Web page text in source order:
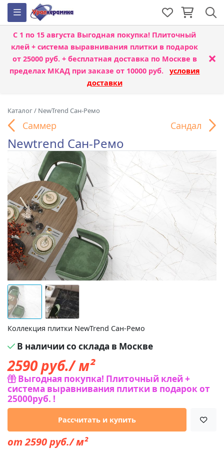
С 1 по 15 августа Выгодная покупка! Плиточный
клей + система выравнивания плитки в подарок
от 25000 руб. + бесплатная доставка по Москве в
пределах МКАД при заказе от 10000 руб. условия
доставки
×
Каталог/ NewTrend Сан-Ремо
Саммер Сандал
Newtrend Сан-Ремо
Коллекция плитки NewTrend Сан-Ремо
В наличии со склада в Москве
2590руб./ м²
Выгодная покупка! Плиточный клей +
система выравнивания плитки в подарок от
25000руб. !
Рассчитать и купить
от 2590 руб./ м²